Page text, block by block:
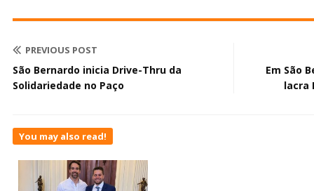
PREVIOUS POST
São Bernardo inicia Drive-Thru da
Solidariedade no Paço
Em São
lacra
You may also read!